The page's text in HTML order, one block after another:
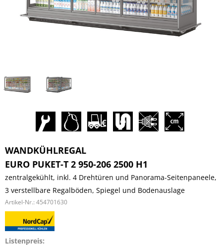
WANDKÜHLREGAL
EURO PUKET-T 2 950-206 2500 H1
zentralgekühlt, inkl. 4 Drehtüren und Panorama-Seitenpaneele,
3 verstellbare Regalböden, Spiegel und Bodenauslage
Artikel-Nr.: 454701630
Listenpreis: